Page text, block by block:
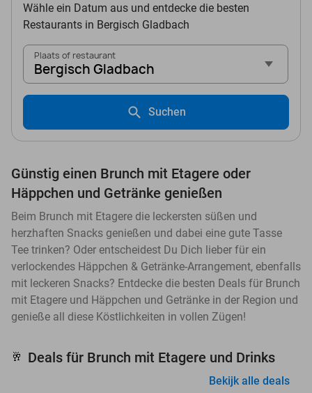
Wähle ein Datum aus und entdecke die besten
Restaurants in Bergisch Gladbach
Plaats of restaurant
Bergisch Gladbach
Suchen
Günstig einen Brunch mit Etagere oder
Häppchen und Getränke genießen
Beim Brunch mit Etagere die leckersten süßen und
herzhaften Snacks genießen und dabei eine gute Tasse
Tee trinken? Oder entscheidest Du Dich lieber für ein
verlockendes Häppchen & Getränke-Arrangement, ebenfalls
mit leckeren Snacks? Entdecke die besten Deals für Brunch
mit Etagere und Häppchen und Getränke in der Region und
genieße all diese Köstlichkeiten in vollen Zügen!
🥂 Deals für Brunch mit Etagere und Drinks
Bekijk alle deals